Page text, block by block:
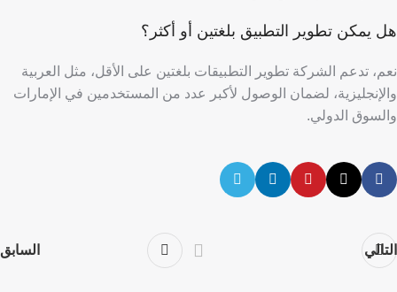
هل يمكن تطوير التطبيق بلغتين أو أكثر؟
نعم، تدعم الشركة تطوير التطبيقات بلغتين على الأقل، مثل العربية
والإنجليزية، لضمان الوصول لأكبر عدد من المستخدمين في الإمارات
والسوق الدولي.
التالي السابق